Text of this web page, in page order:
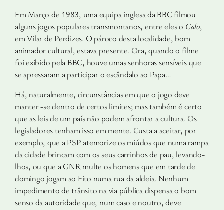
Em Março de 1983, uma equipa inglesa da BBC filmou
alguns jogos populares transmontanos, entre eles o Galo,
em Vilar de Per­dizes. O pároco desta localidade, bom
animador cultural, estava presente. Ora, quando o filme
foi exibido pela BBC, houve umas senhoras sensíveis que
se apressaram a participar o escândalo ao Papa…
Há, naturalmente, circunstâncias em que o jogo deve
manter­ -se dentro de certos limites; mas também é certo
que as leis de um país não podem afrontar a cultura. Os
legisladores tenham isso em mente. Custa a aceitar, por
exemplo, que a PSP atemorize os miúdos que numa rampa
da cidade brincam com os seus carrinhos de pau, levando-
lhos, ou que a GNR multe os homens que em tarde de
domingo jogam ao Fito numa rua da aldeia. Nenhum
impedimento de trânsito na via pública dispensa o bom
senso da autoridade que, num caso e noutro, deve